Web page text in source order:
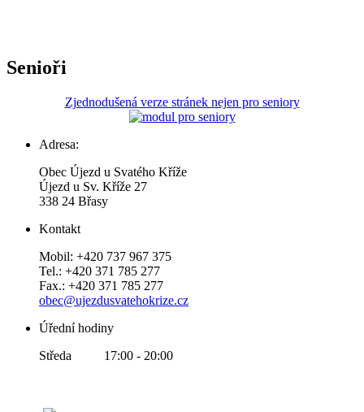
Senioři
Zjednodušená verze stránek nejen pro seniory
Adresa:
Obec Újezd u Svatého Kříže
Újezd u Sv. Kříže 27
338 24 Břasy
Kontakt
Mobil: +420 737 967 375
Tel.: +420 371 785 277
Fax.: +420 371 785 277
obec@ujezdusvatehokrize.cz
Úřední hodiny
Středa 17:00 - 20:00